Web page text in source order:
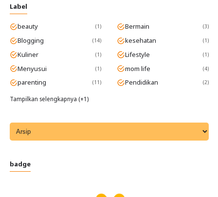
Label
beauty 1 Bermain 3
Blogging 14 kesehatan 1
Kuliner 1 Lifestyle 1
Menyusui 1 mom life 4
parenting 11 Pendidikan 2
Tampilkan selengkapnya (+1)
badge